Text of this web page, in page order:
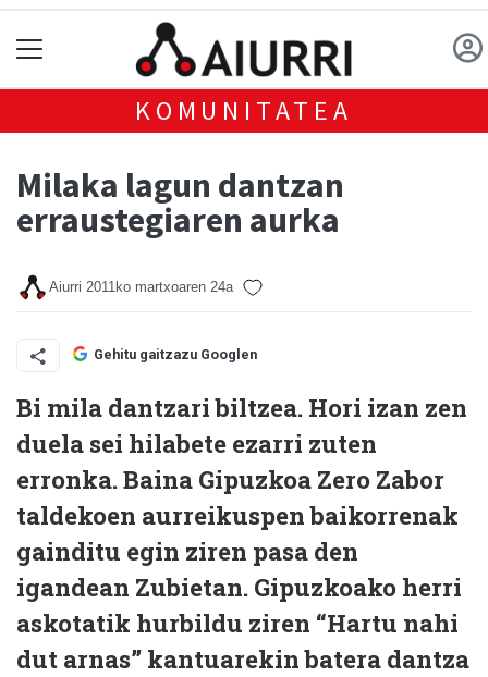
KOMUNITATEA
Milaka lagun dantzan
erraustegiaren aurka
Aiurri 2011ko martxoaren 24a
Gehitu gaitzazu Googlen
Bi mila dantzari biltzea. Hori izan zen
duela sei hilabete ezarri zuten
erronka. Baina Gipuzkoa Zero Zabor
taldekoen aurreikuspen baikorrenak
gainditu egin ziren pasa den
igandean Zubietan. Gipuzkoako herri
askotatik hurbildu ziren “Hartu nahi
dut arnas” kantuarekin batera dantza